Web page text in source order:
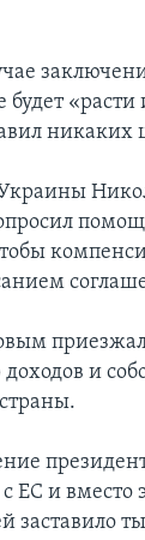
«расти
никаких
и
ЕС и вместо
заставило